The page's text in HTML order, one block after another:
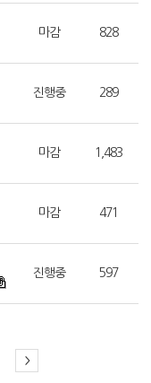
마감 828
진행중 289
마감 1,483
마감 471
진행중 597
>